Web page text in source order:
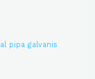
pipa galvanis